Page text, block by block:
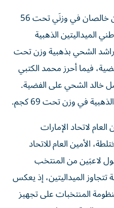
وتصدر المشهد نهائيان إماراتيان خالصان في وزنَي تحت 56
الميداليتين الذهبية
راشد الشحي بذهبية وزن تحت
فيما أحرز محمد الكتبي
كجم، وحصل خالد الشحي على الفضية.
في وزن تحت 69 كجم.
لاتحاد الإمارات
الأمين العام للاتحاد
لاعبَين من المنتخب
تتجاوز الميداليتين، إذ يعكس
المنتخبات على تجهيز